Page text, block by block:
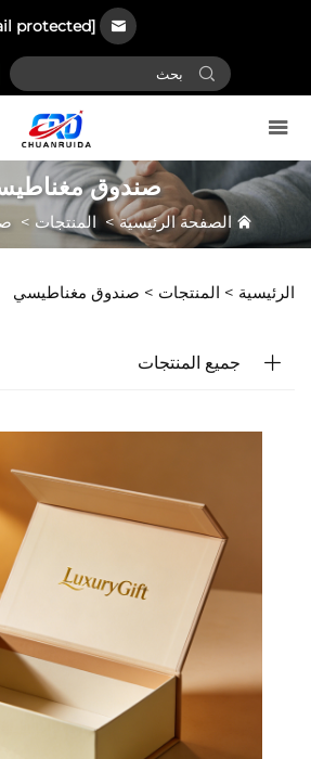
[email protected]
صندوق
الصفحة الرئيسية> المنتجات >
الرئيسية > المنتجات > صندوق مغناطيسي
جميع المنتجات